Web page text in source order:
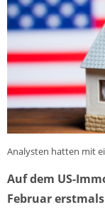
Analysten hatten mit
Auf dem US-
Februar